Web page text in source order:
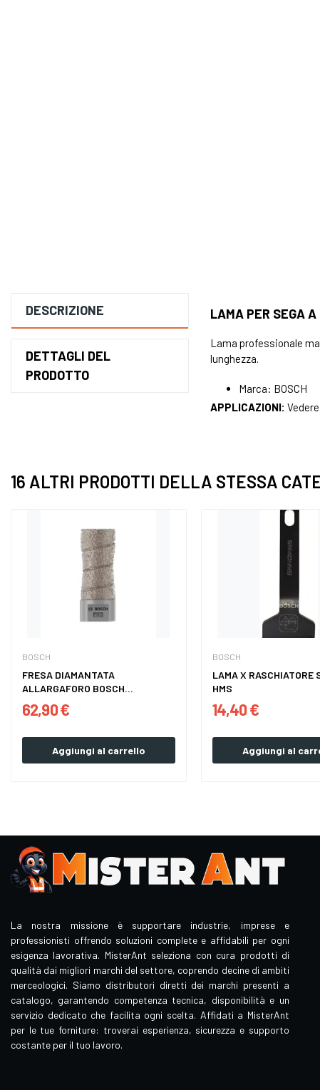
DESCRIZIONE
DETTAGLI DEL
PRODOTTO
LAMA PER SEGA
Lama professionale
lunghezza.
Marca: BOSCH
APPLICAZIONI:
16 ALTRI PRODOTTI DELLA STESSA
BOSCH
FRESA DIAMANTATA
ALLARGAFORO BOSCH
2608599011
62,90 €
Aggiungi al carrello
BOSCH
LAMA X RASCHIATORE
HMS
14,40 €
Aggiungi al
La nostra missione è supportare industrie, imprese e
professionisti offrendo soluzioni complete e affidabili per ogni
esigenza lavorativa. MisterAnt seleziona con cura prodotti di
qualità dai migliori marchi del settore, coprendo decine di ambiti
merceologici. Siamo distributori diretti dei marchi presenti a
catalogo, garantendo competenza tecnica, disponibilità e un
servizio dedicato che facilita ogni scelta. Affidati a MisterAnt
per le tue forniture: troverai esperienza, sicurezza e supporto
costante per il tuo lavoro.